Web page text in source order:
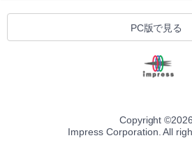
PC版で見る
Copyright ©2026
Impress Corporation. All